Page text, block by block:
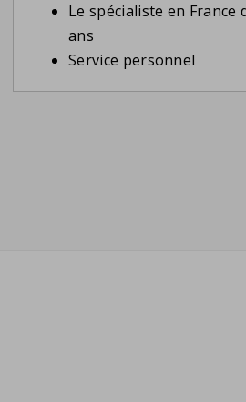
Le spécialiste en France
ans
Service personnel